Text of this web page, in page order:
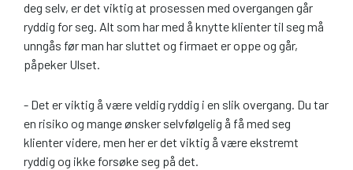
deg selv, er det viktig at prosessen med overgangen går
ryddig for seg. Alt som har med å knytte klienter til seg må
unngås før man har sluttet og firmaet er oppe og går,
påpeker Ulset.
- Det er viktig å være veldig ryddig i en slik overgang. Du tar
en risiko og mange ønsker selvfølgelig å få med seg
klienter videre, men her er det viktig å være ekstremt
ryddig og ikke forsøke seg på det.